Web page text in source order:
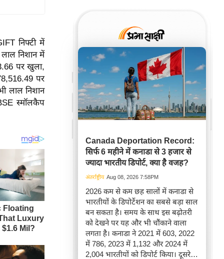
निफ्टी में
निशान में
पर खुला,
पर
लाल निशान
स्मॉलकैप
Canada Deportation Record:
सिर्फ 6 महीने में कनाडा से 3 हजार से
ज्यादा भारतीय डिपोर्ट, क्या है वजह?
अंतर्राष्ट्रीय Aug 08, 2026 7:58PM
2026 कम से कम छह सालों में कनाडा से
भारतीयों के डिपोर्टेशन का सबसे बड़ा साल
बन सकता है। समय के साथ इस बढ़ोतरी
को देखने पर यह और भी चौंकाने वाला
लगता है। कनाडा ने 2021 में 603, 2022
में 786, 2023 में 1,132 और 2024 में
2,004 भारतीयों को डिपोर्ट किया। दूसरे